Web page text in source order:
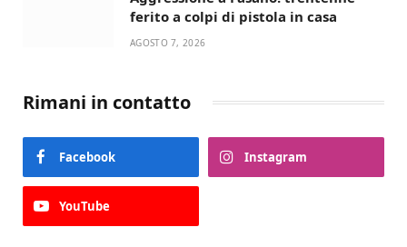
ferito a colpi di pistola in casa
AGOSTO 7, 2026
Rimani in contatto
Facebook Instagram
YouTube